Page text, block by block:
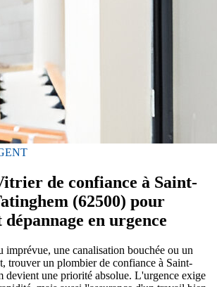
de confiance à Saint-
(62500) pour
en urgence
imprévue, une canalisation bouchée ou un
trouver un plombier de confiance à Saint-
devient une priorité absolue. L'urgence exige